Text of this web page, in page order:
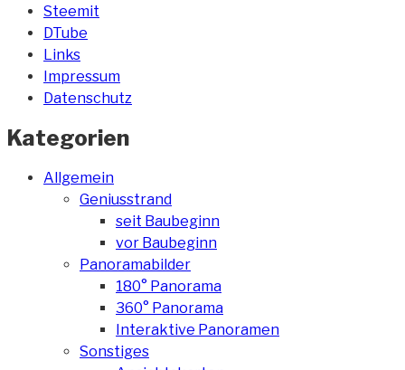
Steemit
DTube
Links
Impressum
Datenschutz
Kategorien
Allgemein
Geniusstrand
seit Baubeginn
vor Baubeginn
Panoramabilder
180° Panorama
360° Panorama
Interaktive Panoramen
Sonstiges